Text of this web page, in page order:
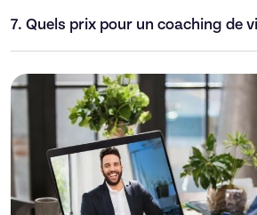
7. Quels prix pour un coaching de